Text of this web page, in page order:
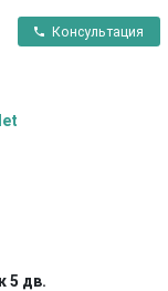
Консультация
5 дв.